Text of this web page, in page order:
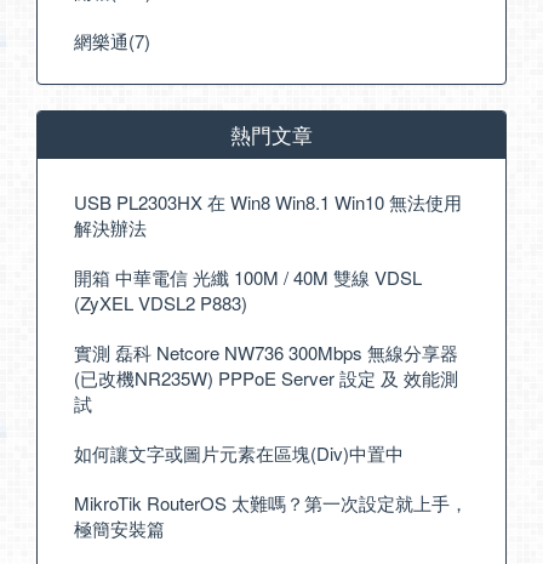
網樂通(7)
熱門文章
USB PL2303HX 在 Win8 Win8.1 Win10 無法使用
解決辦法
開箱 中華電信 光纖 100M / 40M 雙線 VDSL
(ZyXEL VDSL2 P883)
實測 磊科 Netcore NW736 300Mbps 無線分享器
(已改機NR235W) PPPoE Server 設定 及 效能測
試
如何讓文字或圖片元素在區塊(Div)中置中
MikroTik RouterOS 太難嗎？第一次設定就上手，
極簡安裝篇